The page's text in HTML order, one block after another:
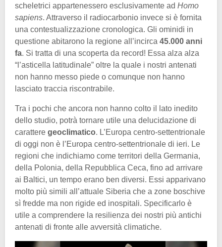
scheletrici appartenessero esclusivamente ad Homo
sapiens. Attraverso il radiocarbonio invece si è fornita
una contestualizzazione cronologica. Gli ominidi in
questione abitarono la regione all’incirca 45.000 anni
fa. Si tratta di una scoperta da record! Essa alza alza
“l’asticella latitudinale” oltre la quale i nostri antenati
non hanno messo piede o comunque non hanno
lasciato traccia riscontrabile.
Tra i pochi che ancora non hanno colto il lato inedito
dello studio, potrà tornare utile una delucidazione di
carattere geoclimatico. L’Europa centro-settentrionale
di oggi non è l’Europa centro-settentrionale di ieri. Le
regioni che indichiamo come territori della Germania,
della Polonia, della Repubblica Ceca, fino ad arrivare
ai Baltici, un tempo erano ben diversi. Essi apparivano
molto più simili all’attuale Siberia che a zone boschive
sì fredde ma non rigide ed inospitali. Specificarlo è
utile a comprendere la resilienza dei nostri più antichi
antenati di fronte alle avversità climatiche.